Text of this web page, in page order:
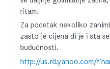
ritam.
Za pocetak nekoliko
zasto je cijena di je i sta
budućnosti.